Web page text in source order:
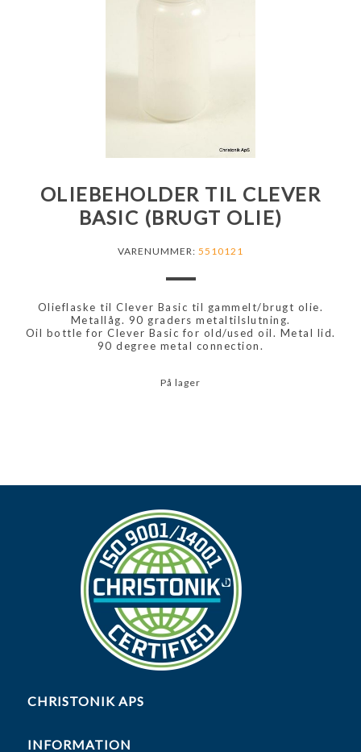
OLIEBEHOLDER TIL CLEVER
BASIC (BRUGT OLIE)
VARENUMMER: 5510121
Olieflaske til Clever Basic til gammelt/brugt olie.
Metallåg. 90 graders metaltilslutning.
Oil bottle for Clever Basic for old/used oil. Metal lid.
90 degree metal connection.
På lager
CHRISTONIK APS
INFORMATION